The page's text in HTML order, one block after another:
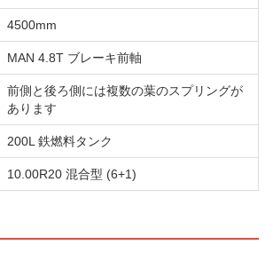
4500mm
MAN 4.8T ブレーキ前軸
前側と後ろ側には複数の葉のスプリングが
あります
200L 鉄燃料タンク
10.00R20 混合型 (6+1)